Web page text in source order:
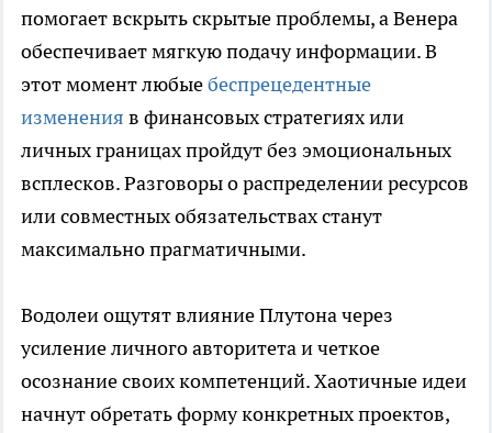
помогает вскрыть скрытые проблемы, а Венера
обеспечивает мягкую подачу информации. В
этот момент любыебеспрецедентные
изменения в финансовых стратегиях или
личных границах пройдут без эмоциональных
всплесков. Разговоры о распределении ресурсов
или совместных обязательствах станут
максимально прагматичными.
Водолеи ощутят влияние Плутона через
усиление личного авторитета и четкое
осознание своих компетенций. Хаотичные идеи
начнут обретать форму конкретных проектов,